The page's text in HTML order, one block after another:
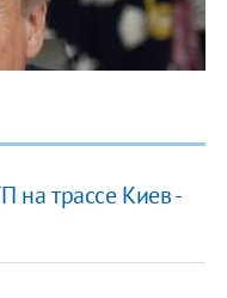
на трассе Киев -